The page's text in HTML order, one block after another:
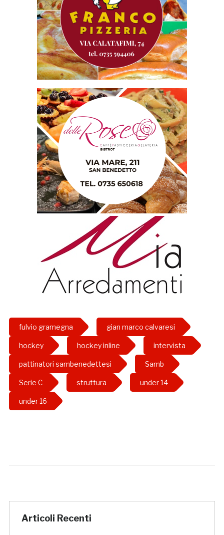
fulvio gramegna gian marco calvaresi
hockey hockey inline intervista
pattinatori sambenedettesi Samb
Serie C struttura under 14
under 16
Articoli Recenti